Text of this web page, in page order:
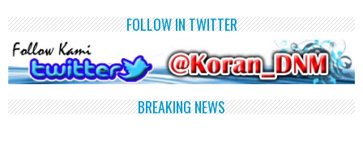
FOLLOW IN TWITTER
BREAKING NEWS